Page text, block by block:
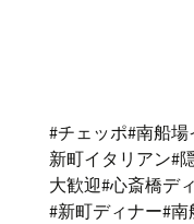
#チェッポ#南船
新町イタリアン#
大歓迎#心斎橋デ
#新町ディナー#